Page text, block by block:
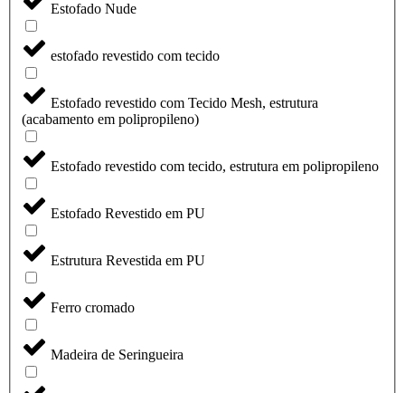
Estofado Nude
estofado revestido com tecido
Estofado revestido com Tecido Mesh, estrutura
(acabamento em polipropileno)
Estofado revestido com tecido, estrutura em polipropileno
Estofado Revestido em PU
Estrutura Revestida em PU
Ferro cromado
Madeira de Seringueira